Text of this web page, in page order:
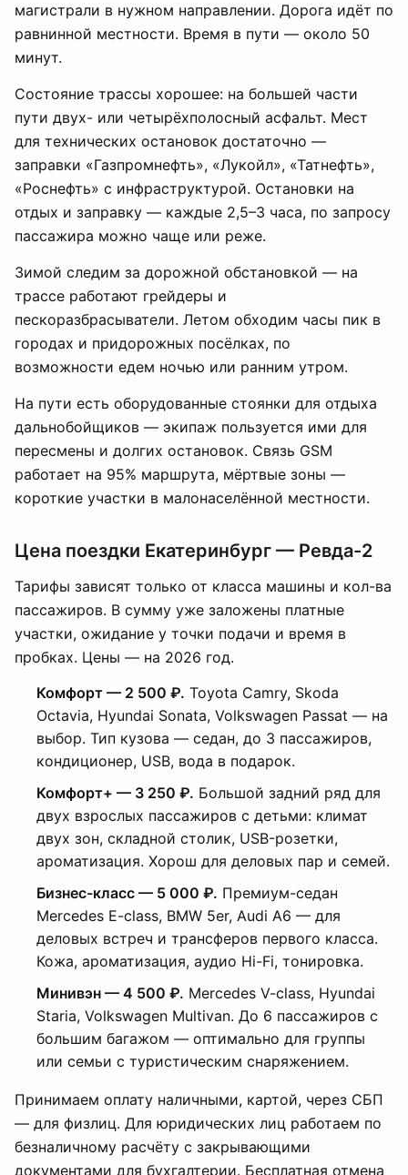
магистрали в нужном направлении. Дорога идёт по
равнинной местности. Время в пути — около 50
минут.
Состояние трассы хорошее: на большей части
пути двух- или четырёхполосный асфальт. Мест
для технических остановок достаточно —
заправки «Газпромнефть», «Лукойл», «Татнефть»,
«Роснефть» с инфраструктурой. Остановки на
отдых и заправку — каждые 2,5–3 часа, по запросу
пассажира можно чаще или реже.
Зимой следим за дорожной обстановкой — на
трассе работают грейдеры и
пескоразбрасыватели. Летом обходим часы пик в
городах и придорожных посёлках, по
возможности едем ночью или ранним утром.
На пути есть оборудованные стоянки для отдыха
дальнобойщиков — экипаж пользуется ими для
пересмены и долгих остановок. Связь GSM
работает на 95% маршрута, мёртвые зоны —
короткие участки в малонаселённой местности.
Цена поездки Екатеринбург — Ревда-2
Тарифы зависят только от класса машины и кол-ва
пассажиров. В сумму уже заложены платные
участки, ожидание у точки подачи и время в
пробках. Цены — на 2026 год.
Комфорт — 2 500 ₽. Toyota Camry, Skoda
Octavia, Hyundai Sonata, Volkswagen Passat — на
выбор. Тип кузова — седан, до 3 пассажиров,
кондиционер, USB, вода в подарок.
Комфорт+ — 3 250 ₽. Большой задний ряд для
двух взрослых пассажиров с детьми: климат
двух зон, складной столик, USB-розетки,
ароматизация. Хорош для деловых пар и семей.
Бизнес-класс — 5 000 ₽. Премиум-седан
Mercedes E-class, BMW 5er, Audi A6 — для
деловых встреч и трансферов первого класса.
Кожа, ароматизация, аудио Hi-Fi, тонировка.
Минивэн — 4 500 ₽. Mercedes V-class, Hyundai
Staria, Volkswagen Multivan. До 6 пассажиров с
большим багажом — оптимально для группы
или семьи с туристическим снаряжением.
Принимаем оплату наличными, картой, через СБП
— для физлиц. Для юридических лиц работаем по
безналичному расчёту с закрывающими
документами для бухгалтерии. Бесплатная отмена